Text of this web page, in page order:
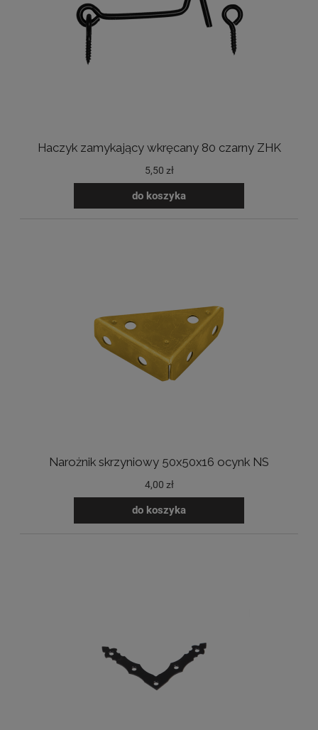
Haczyk zamykający wkręcany 80 czarny ZHK
5,50 zł
do koszyka
Narożnik skrzyniowy 50x50x16 ocynk NS
4,00 zł
do koszyka